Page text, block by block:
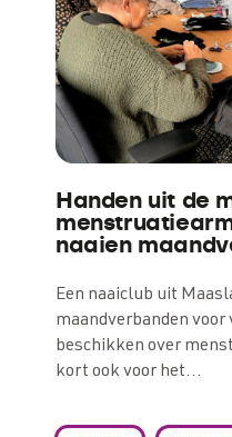
Handen uit de
naaien
Een naaiclub uit
maandverbanden
beschikken over
kort ook voor het…